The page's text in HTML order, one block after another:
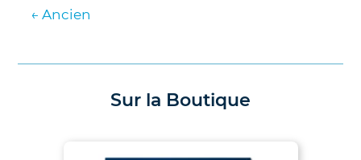
des
← Ancien
Sur la Boutique